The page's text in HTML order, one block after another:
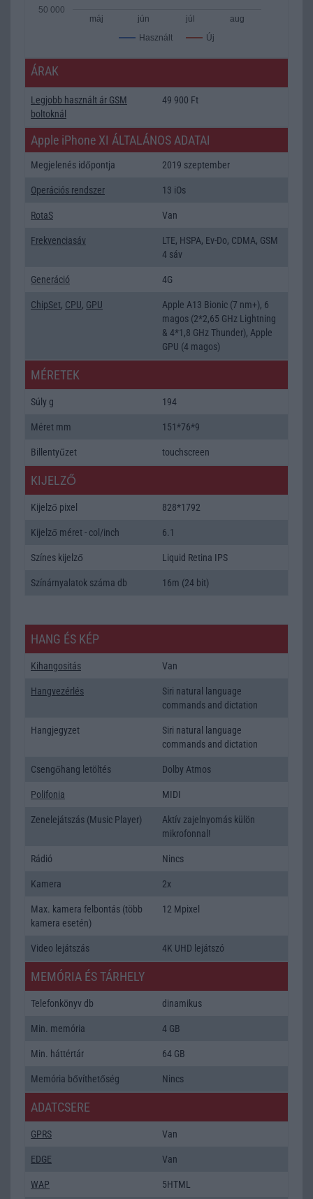
Használt Új
máj jún júl aug
50 000
ÁRAK
Legjobb használt ár GSM
boltoknál
49 900 Ft
Apple iPhone XI ÁLTALÁNOS ADATAI
Megjelenés időpontja 2019 szeptember
Operációs rendszer 13 iOs
RotaS Van
Frekvenciasáv
LTE, HSPA, Ev-Do, CDMA, GSM
4 sáv
Generáció 4G
ChipSet, CPU, GPU
Apple A13 Bionic (7 nm+), 6
magos (2*2,65 GHz Lightning
& 4*1,8 GHz Thunder), Apple
GPU (4 magos)
MÉRETEK
Súly g 194
Méret mm 151*76*9
Billentyűzet touchscreen
KIJELZŐ
Kijelző pixel 828*1792
Kijelző méret - col/inch 6.1
Színes kijelző Liquid Retina IPS
Színárnyalatok száma db 16m (24 bit)
HANG ÉS KÉP
Kihangositás Van
Hangvezérlés
Siri natural language
commands and dictation
Hangjegyzet
Siri natural language
commands and dictation
Csengőhang letöltés Dolby Atmos
Polifonia MIDI
Zenelejátszás (Music Player)
Aktív zajelnyomás külön
mikrofonnal!
Rádió Nincs
Kamera 2x
Max. kamera felbontás (több
kamera esetén)
12 Mpixel
Video lejátszás 4K UHD lejátszó
MEMÓRIA ÉS TÁRHELY
Telefonkönyv db dinamikus
Min. memória 4 GB
Min. háttértár 64 GB
Memória bővíthetőség Nincs
ADATCSERE
GPRS Van
EDGE Van
WAP 5HTML